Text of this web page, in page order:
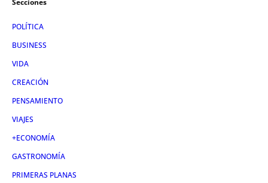
POLÍTICA
BUSINESS
VIDA
CREACIÓN
PENSAMIENTO
VIAJES
+ECONOMÍA
GASTRONOMÍA
PRIMERAS PLANAS